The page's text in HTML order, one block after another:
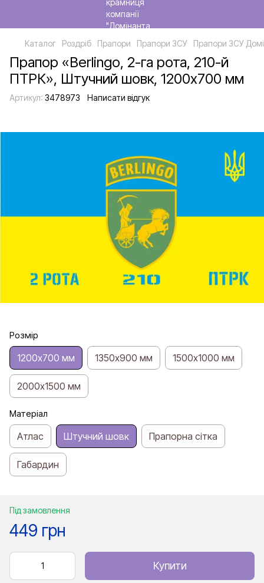
Каталог Роздріб Прапори Прапори ЗСУ Прапори ЗСУ
Прапор «Berlingo, 2-га рота, 210-й
ПТРК», Штучний шовк, 1200х700 мм
Артикул: 3478973 Написати відгук
Розмір
1200х700 мм 1350х900 мм 1500х1000 мм
2000х1500 мм
Матеріал
Атлас Штучний шовк Прапорна сітка
Габардин
Під замовлення
449 грн
Купити